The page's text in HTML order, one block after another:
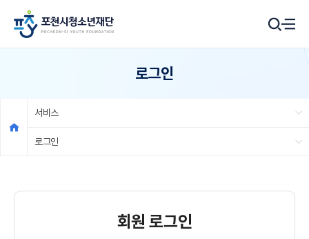
로그인
서비스
로그인
회원 로그인